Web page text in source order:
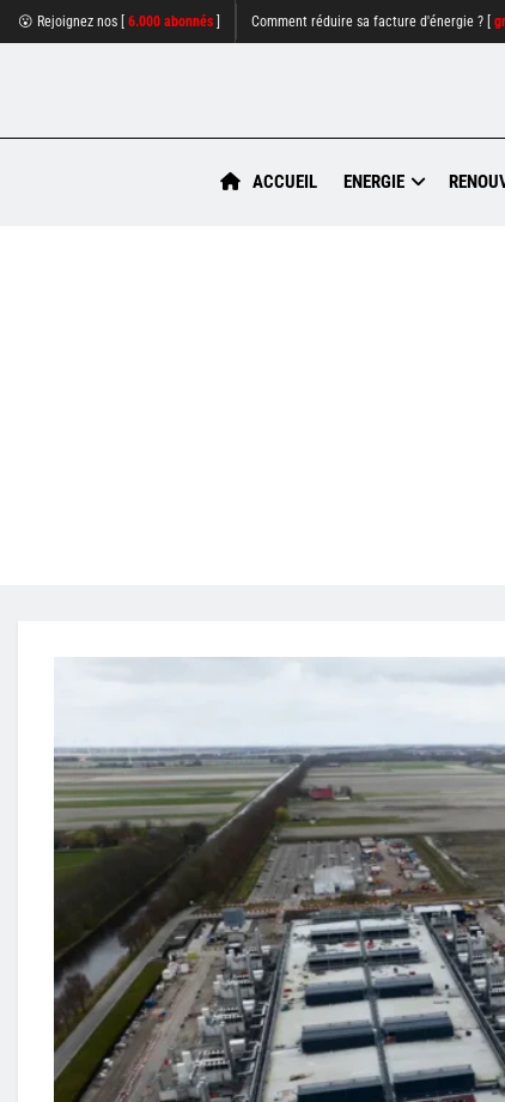
😮 Rejoignez nos [ 6.000 abonnés Comment réduire sa facture d'énergie ? [
ACCUEIL ENERGIE